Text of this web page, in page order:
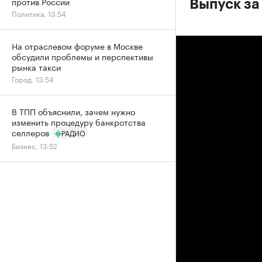
Выпуск
Политика, 13:54
На отраслевом форуме в Москве
обсудили проблемы и перспективы
рынка такси
Город, 13:54
В ТПП объяснили, зачем нужно
изменить процедуру банкротства
селлеров
РАДИО
Бизнес, 13:52